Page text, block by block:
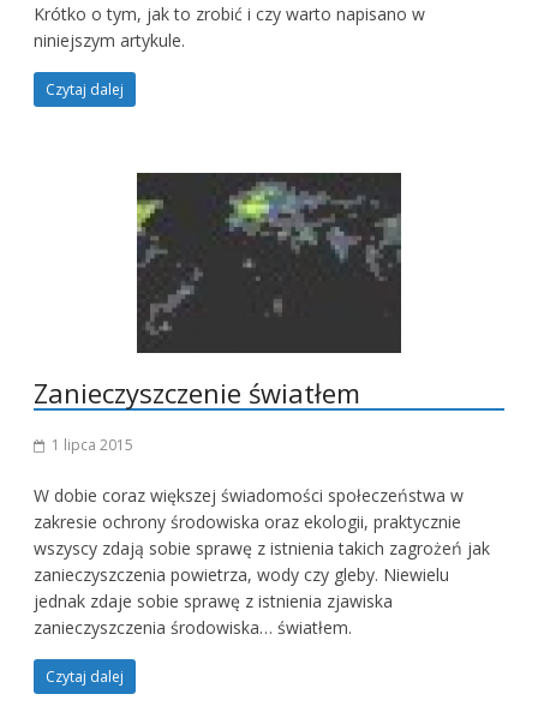
Krótko o tym, jak to zrobić i czy warto napisano w
niniejszym artykule.
Czytaj dalej
Zanieczyszczenie światłem
1 lipca 2015
W dobie coraz większej świadomości społeczeństwa w
zakresie ochrony środowiska oraz ekologii, praktycznie
wszyscy zdają sobie sprawę z istnienia takich zagrożeń jak
zanieczyszczenia powietrza, wody czy gleby. Niewielu
jednak zdaje sobie sprawę z istnienia zjawiska
zanieczyszczenia środowiska… światłem.
Czytaj dalej